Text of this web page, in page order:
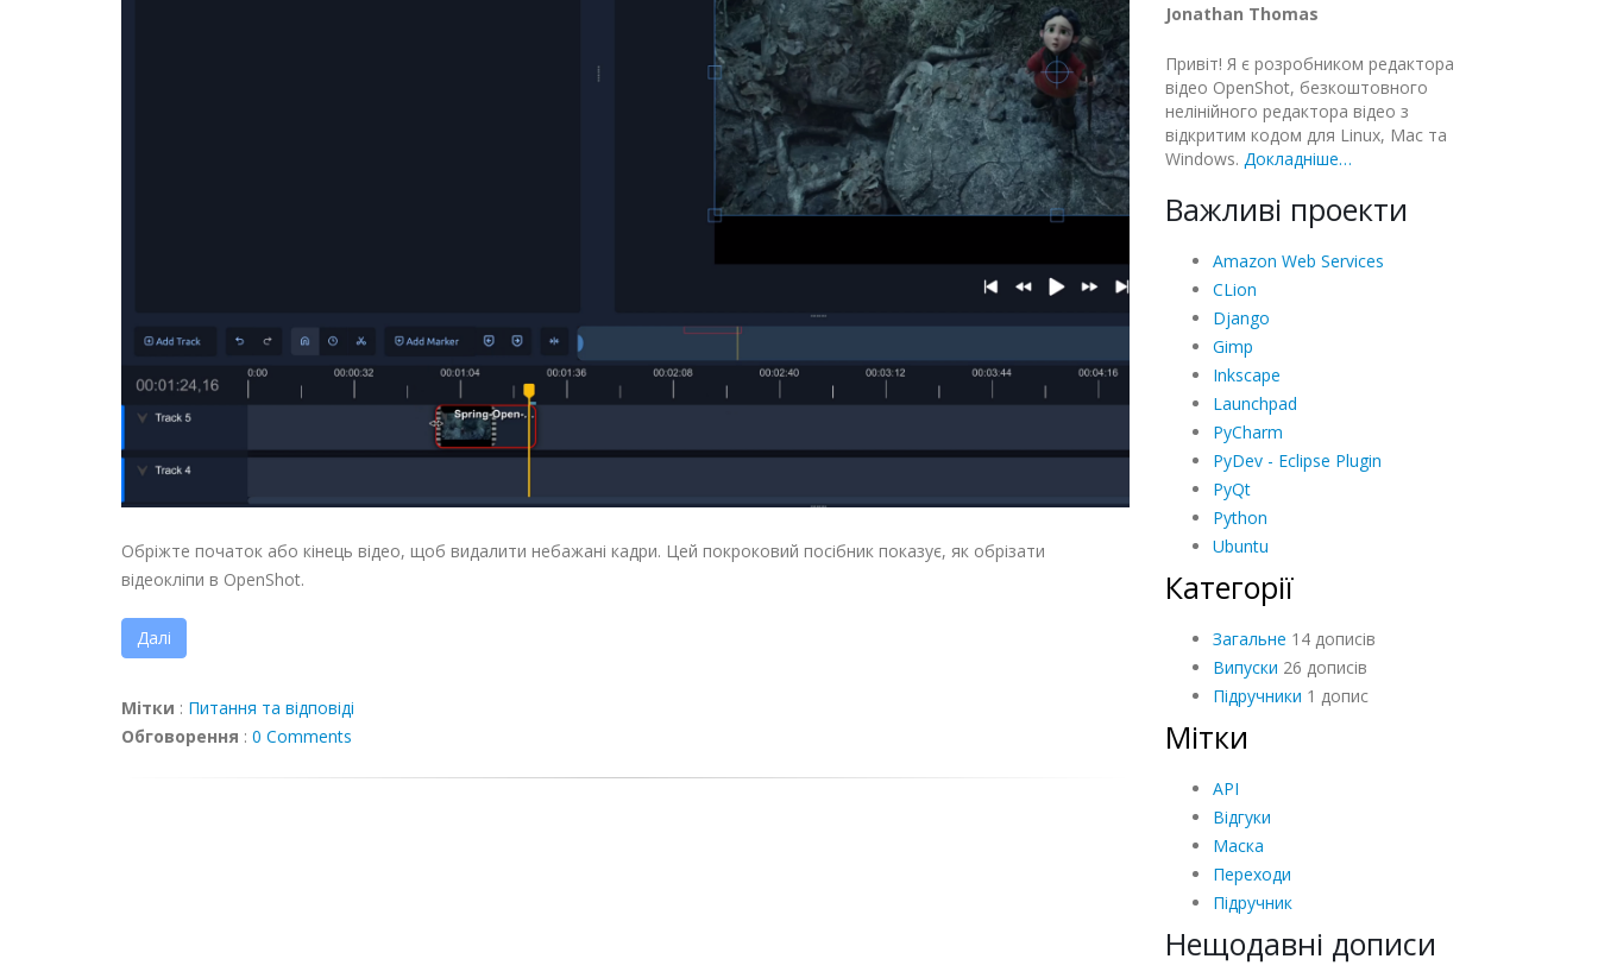
Обріжте початок або кінець відео, щоб видалити небажані кадри. Цей покроковий посібник показує, як обрізати
відеокліпи в OpenShot.
Далі
Мітки : Питання та відповіді
Обговорення : 0 Comments
Jonathan Thomas
Привіт! Я є розробником редактора
відео OpenShot, безкоштовного
нелінійного редактора відео з
відкритим кодом для Linux, Mac та
Windows. Докладніше…
Важливі проекти
Amazon Web Services
CLion
Django
Gimp
Inkscape
Launchpad
PyCharm
PyDev - Eclipse Plugin
PyQt
Python
Ubuntu
Категорії
Загальне 14 дописів
Випуски 26 дописів
Підручники 1 допис
Мітки
API
Відгуки
Маска
Переходи
Підручник
Нещодавні дописи